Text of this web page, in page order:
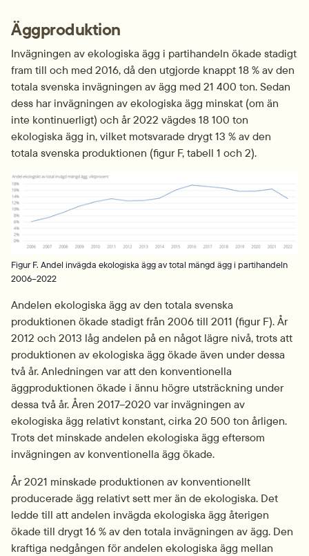
Äggproduktion
Invägningen av ekologiska ägg i partihandeln ökade stadigt
fram till och med 2016, då den utgjorde knappt 18 % av den
totala svenska invägningen av ägg med 21 400 ton. Sedan
dess har invägningen av ekologiska ägg minskat (om än
inte kontinuerligt) och år 2022 vägdes 18 100 ton
ekologiska ägg in, vilket motsvarade drygt 13 % av den
totala svenska produktionen (figur F, tabell 1 och 2).
Figur F. Andel invägda ekologiska ägg av total mängd ägg i partihandeln
2006–2022
Andelen ekologiska ägg av den totala svenska
produktionen ökade stadigt från 2006 till 2011 (figur F). År
2012 och 2013 låg andelen på en något lägre nivå, trots att
produktionen av ekologiska ägg ökade även under dessa
två år. Anledningen var att den konventionella
äggproduktionen ökade i ännu högre utsträckning under
dessa två år. Åren 2017–2020 var invägningen av
ekologiska ägg relativt konstant, cirka 20 500 ton årligen.
Trots det minskade andelen ekologiska ägg eftersom
invägningen av konventionella ägg ökade.
År 2021 minskade produktionen av konventionellt
producerade ägg relativt sett mer än de ekologiska. Det
ledde till att andelen invägda ekologiska ägg återigen
ökade till drygt 16 % av den totala invägningen av ägg. Den
kraftiga nedgången för andelen ekologiska ägg mellan